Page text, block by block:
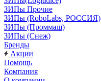
ЗИПы Прочие
ЗИПы (RoboLabs, РОССИЯ)
ЗИПы (Проммаш)
ЗИПы (Снеж)
Бренды
Акции
Помощь
Компания